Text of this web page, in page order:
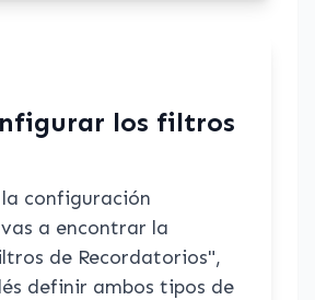
los filtros
configuración
a encontrar la
de Recordatorios",
definir ambos tipos de